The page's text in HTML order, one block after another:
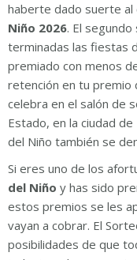
haberte dado suerte
Niño 2026. El
terminadas las fiestas
premiado con menos
retención en tu premio
celebra en el salón de
Estado, en la ciudad
del Niño también se
Si eres uno de los
del Niño y has sido
estos premios se les
vayan a cobrar. El
posibilidades de que